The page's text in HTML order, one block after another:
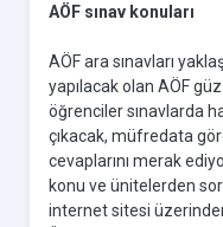
AÖF sınav konuları
AÖF ara sınavları
yapılacak olan AÖF
öğrenciler sınavlarda
çıkacak, müfredata
cevaplarını merak
konu ve ünitelerden
internet sitesi